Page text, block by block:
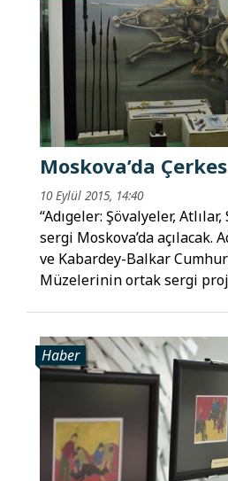
Moskova’da
10 Eylül 2015, 14:40
“Adıgeler: Şövalyeler,
sergi Moskova’da açılacak.
ve Kabardey-Balkar
Müzelerinin ortak sergi
Haber